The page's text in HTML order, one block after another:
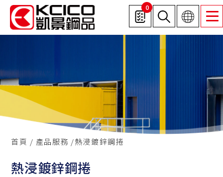
0
首頁 產品服務 熱浸鍍鋅鋼捲
熱浸鍍鋅鋼捲